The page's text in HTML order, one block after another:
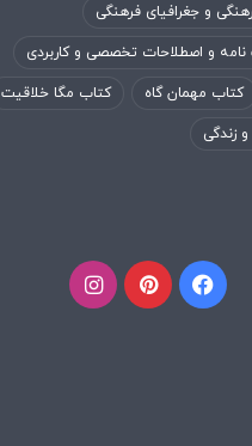
و جغرافیای فرهنگی
و اصطلاحات تخصصی و کاربردی
کتاب مهمان گاه کتاب مگا خلاقیت
زندگی
فیسبوکپینتریستاینستاگرام